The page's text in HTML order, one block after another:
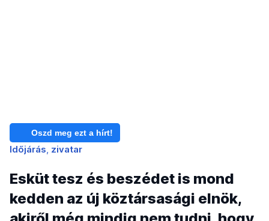
Oszd meg ezt a hírt!
Időjárás zivatar
Esküt tesz és beszédet is mond
kedden az új köztársasági elnök,